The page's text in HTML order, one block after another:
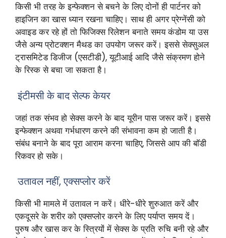
किसी भी तरह के इन्फेक्शन से बचने के लिए दोनों ही पार्टनर को
हाइजिन का खास ध्यान रखना चाहिए। साथ ही अगर प्रेग्नेंसी को
अवाइड कर रहे हों तो फिजिक्स रिलेशन बनाते समय कंडोम या उस
जैसे अन्य प्रोटक्शन मैथड का उपयोग जरूर करें। इससे सेक्सुअल
ट्रासमिटेड डिजीज (एसटीडी), यूटीआई आदि जैसे संक्रमण होने
के रिस्क से बचा जा सकता है।
इंटीमसी के बाद सेल्फ केयर
जहां तक संभव हो सेक्स करने के बाद यूरीन पास जरूर करें। इससे
इन्फेक्शन अथवा गर्भधारण करने की संभावना कम हो जाती है।
संबंध बनाने के बाद पूरा आराम करना चाहिए, जिससे आप की बाॅडी
रिकवर हो सके।
उतावल नहीं, एक्सप्लोर करें
किसी भी मामले में उतावल न करें। धीरे-धीरे शुरुआत करें और
एकदूसरे के शरीर को एक्सप्लोर करने के लिए पर्याप्त समय दें।
पुरुष और खास कर के स्त्रियों में सेक्स के प्रति रुचि बनी रहे और